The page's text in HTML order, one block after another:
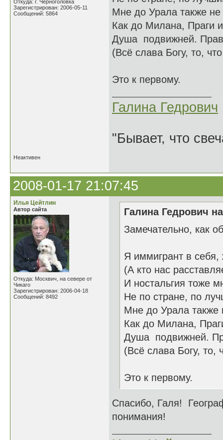
Откуда: г. Черноголовка
Зарегистрирован: 2006-05-11
Сообщений: 5864
Мне до Урала также не
Как до Милана, Праги
Душа подвижней.
(Всё слава Богу, то,
Это к первому.
Галина Гедрович
"Бывает, что
Неактивен
2008-01-17 21:07:45
Илья Цейтлин
Автор сайта
Откуда: Москвич, на севере от
Чикаго
Зарегистрирован: 2006-04-18
Сообщений: 8492
Галина Гедрович
Замечательно, как
Я иммигрант в
(А кто нас
И ностальгия тоже
Не по стране, по
Мне до Урала также
Как до Милана,
Душа подвижней.
(Всё слава Богу,
Это к первому.
Спасибо, Галя!
понимания!